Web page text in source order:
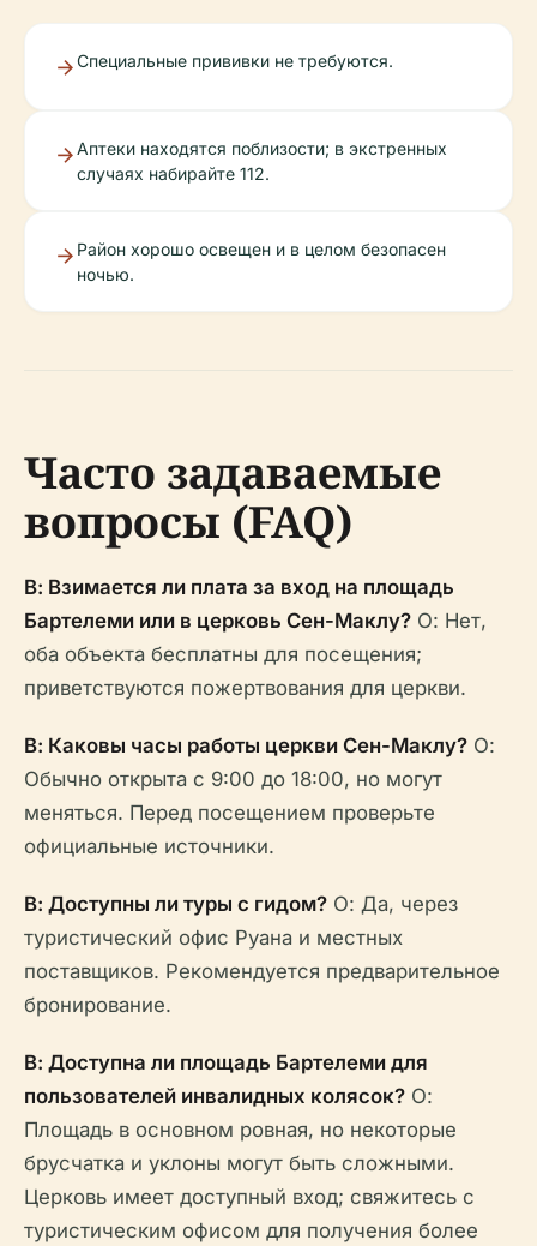
Специальные прививки не требуются.
Аптеки находятся поблизости; в экстренных
случаях набирайте 112.
Район хорошо освещен и в целом безопасен
ночью.
Часто задаваемые
вопросы (FAQ)
В: Взимается ли плата за вход на площадь
Бартелеми или в церковь Сен-Маклу? О: Нет,
оба объекта бесплатны для посещения;
приветствуются пожертвования для церкви.
В: Каковы часы работы церкви Сен-Маклу? О:
Обычно открыта с 9:00 до 18:00, но могут
меняться. Перед посещением проверьте
официальные источники.
В: Доступны ли туры с гидом? О: Да, через
туристический офис Руана и местных
поставщиков. Рекомендуется предварительное
бронирование.
В: Доступна ли площадь Бартелеми для
пользователей инвалидных колясок? О:
Площадь в основном ровная, но некоторые
брусчатка и уклоны могут быть сложными.
Церковь имеет доступный вход; свяжитесь с
туристическим офисом для получения более